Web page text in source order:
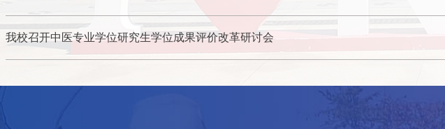
我校召开中医专业学位研究生学位成果评价改革研讨会